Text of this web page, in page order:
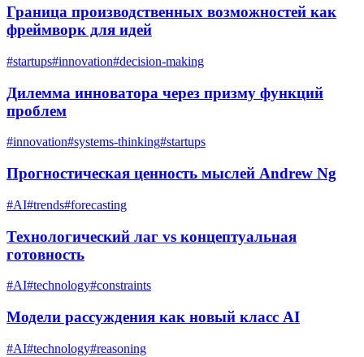
Граница производственных возможностей как
фреймворк для идей
#startups#innovation#decision-making
Дилемма инноватора через призму функций
проблем
#innovation#systems-thinking#startups
Прогностическая ценность мыслей Andrew Ng
#AI#trends#forecasting
Технологический лаг vs концептуальная
готовность
#AI#technology#constraints
Модели рассуждения как новый класс AI
#AI#technology#reasoning